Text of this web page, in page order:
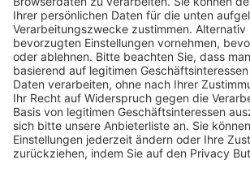
Trainerausbildung
Schulungsangebot Vereinsmitarbeiter
BFV-Geschäftsstellen
Trainerbörse
Login SpielPlus
FOLGE DEM BFV